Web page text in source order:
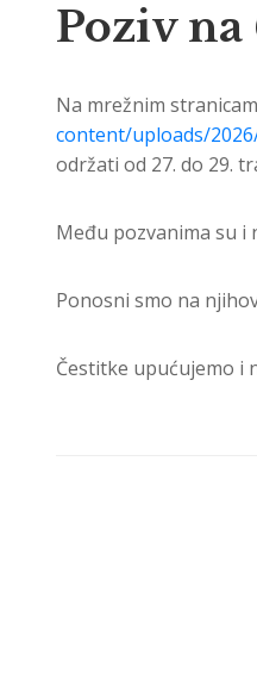
Poziv
Na mrežnim
content/uploads/
održati od 27. do 29.
Među pozvanima su i
Ponosni smo na
Čestitke upućujemo i